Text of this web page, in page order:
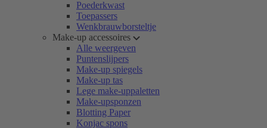
Poederkwast
Toepassers
Wenkbrauwborsteltje
Make-up accessoires
Alle weergeven
Puntenslijpers
Make-up spiegels
Make-up tas
Lege make-uppaletten
Make-upsponzen
Blotting Paper
Konjac spons